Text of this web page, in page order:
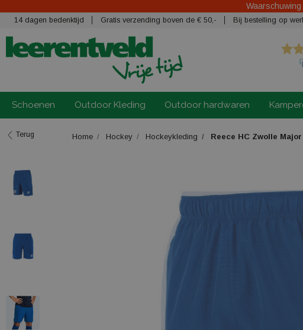
14 dagen bedenktijd Gratis verzending boven de € 50,- Bij bestelling op
Schoenen Outdoor Kleding Outdoor hardwaren
Terug Home Hockey Hockeykleding Reece HC Zwolle Major